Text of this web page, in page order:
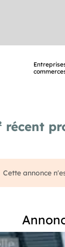
Cette annonce